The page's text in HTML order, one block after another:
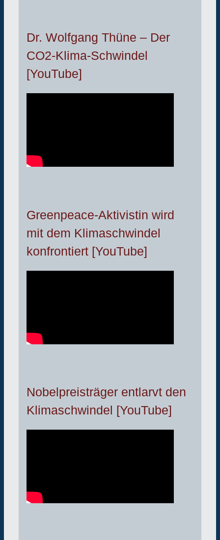
Dr. Wolfgang Thüne – Der
CO2-Klima-Schwindel
[YouTube]
Greenpeace-Aktivistin wird
mit dem Klimaschwindel
konfrontiert [YouTube]
Nobelpreisträger entlarvt den
Klimaschwindel [YouTube]